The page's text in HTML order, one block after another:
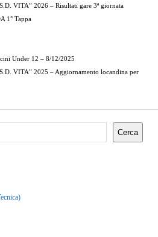
VITA” 2026 – Risultati gare 3ª giornata
1° Tappa
Under 12 – 8/12/2025
VITA” 2025 – Aggiornamento locandina per
Cerca